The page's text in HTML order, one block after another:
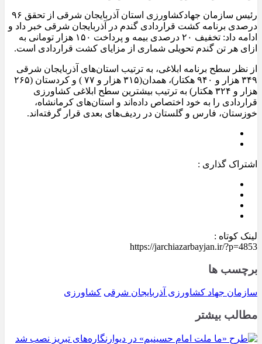
رئیس سازمان جهادکشاورزی استان آذربایجان شرقی از تحقق ۹۶
درصدی برنامه کشت‌ قراردادی گندم در آذربایجان شرقی خبر داد و
ادامه داد: تخفیف ۲۰ درصدی بیمه و پرداخت ۱۵۰ هزار تومانی به
ازای هر تن گندم تحویلی شماری از مزایای کشت قراردادی است.
از نظر سطح برنامه ابلاغی، به ترتیب استان‌های آذربایجان شرقی
۳۴۹ هزار و ۹۴۰ هکتار)، همدان(۳۱۵ هزار و ۷۷ ) و کردستان (۲۶۵
هزار و ۳۲۴ هکتار) به ترتیب بیشترین سطح ابلاغی کشاورزی
قراردادی را به خود اختصاص داده‌اند و استان‌های کرمانشاه،
خوزستان، فارس و گلستان در ردیف‌های بعدی قرار گرفته‌اند.
اشتراک گذاری :
لینک کوتاه :
https://jarchiazarbayjan.ir/?p=4853
برچسب ها
سازمان جهاد کشاورزی آذربایجان شرقی کشاورزی
مطالب بیشتر